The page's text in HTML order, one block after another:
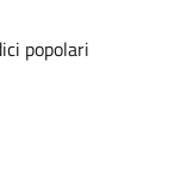
popolari